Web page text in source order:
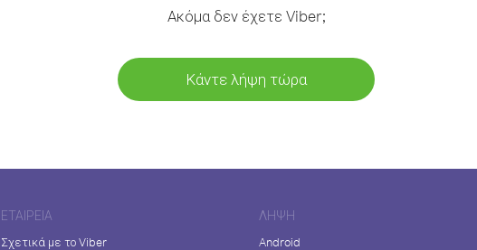
Ακόμα δεν έχετε Viber;
Κάντε λήψη τώρα
ΕΤΑΙΡΕΊΑ
Σχετικά με το Viber
ΛΉΨΗ
Android